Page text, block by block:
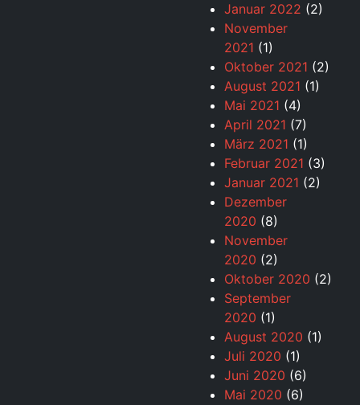
Januar 2022 (2)
November
2021 (1)
Oktober 2021 (2)
August 2021 (1)
Mai 2021 (4)
April 2021 (7)
März 2021 (1)
Februar 2021 (3)
Januar 2021 (2)
Dezember
2020 (8)
November
2020 (2)
Oktober 2020 (2)
September
2020 (1)
August 2020 (1)
Juli 2020 (1)
Juni 2020 (6)
Mai 2020 (6)